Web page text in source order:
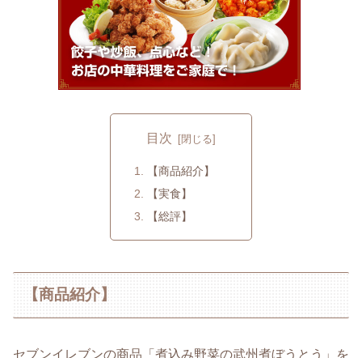
目次
【商品紹介】
【実食】
【総評】
【商品紹介】
セブンイレブンの商品「煮込み野菜の武州煮ぼうとう」を